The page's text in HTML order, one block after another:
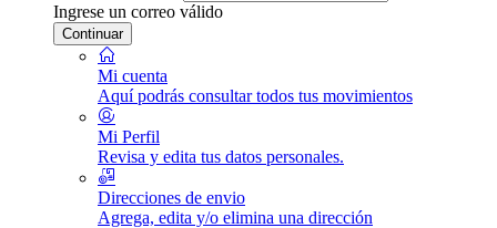
Ingrese un correo válido
Continuar
Mi cuenta
Aquí podrás consultar todos tus movimientos
Mi Perfil
Revisa y edita tus datos personales.
Direcciones de envio
Agrega, edita y/o elimina una dirección